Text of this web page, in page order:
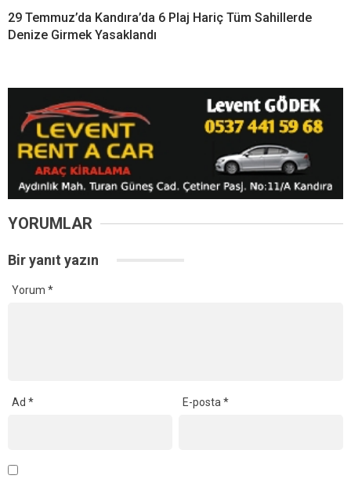
29 Temmuz’da Kandıra’da 6 Plaj Hariç Tüm Sahillerde
Denize Girmek Yasaklandı
YORUMLAR
Bir yanıt yazın
Yorum *
Ad * E-posta*